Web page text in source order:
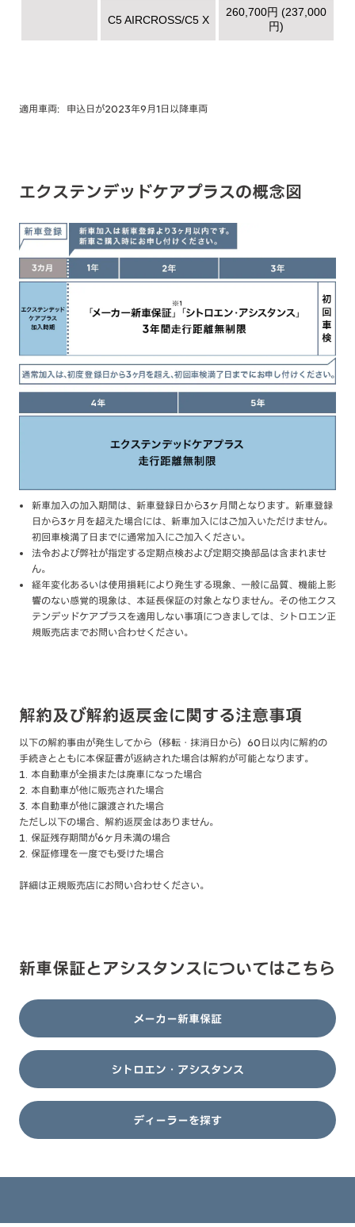
適用車両：申込日が2023年9月1日以降車両
エクステンデッドケアプラスの概念図
新車加入の加入期間は、新車登録日から3ヶ月間となります。新車登録
日から3ヶ月を超えた場合には、新車加入にはご加入いただけません。
初回車検満了日までに通常加入にご加入ください。
法令および弊社が指定する定期点検および定期交換部品は含まれませ
ん。
経年変化あるいは使用損耗により発生する現象、一般に品質、機能上影
響のない感覚的現象は、本延長保証の対象となりません。その他エクス
テンデッドケアプラスを適用しない事項につきましては、シトロエン正
規販売店までお問い合わせください。
解約及び解約返戻金に関する注意事項
以下の解約事由が発生してから（移転・抹消日から）60日以内に解約の
手続きとともに本保証書が返納された場合は解約が可能となります。
本自動車が全損または廃車になった場合
本自動車が他に販売された場合
本自動車が他に譲渡された場合
ただし以下の場合、解約返戻金はありません。
保証残存期間が6ヶ月未満の場合
保証修理を一度でも受けた場合
詳細は正規販売店にお問い合わせください。
新車保証とアシスタンスについてはこちら
メーカー新車保証
シトロエン・アシスタンス
ディーラーを探す